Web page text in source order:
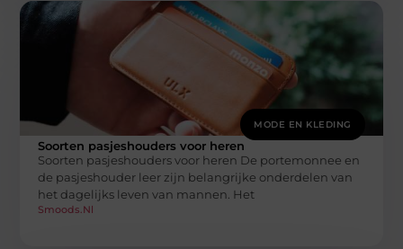
MODE EN KLEDING
Soorten pasjeshouders voor heren
Soorten pasjeshouders voor heren De portemonnee en
de pasjeshouder leer zijn belangrijke onderdelen van
het dagelijks leven van mannen. Het
Smoods.nl